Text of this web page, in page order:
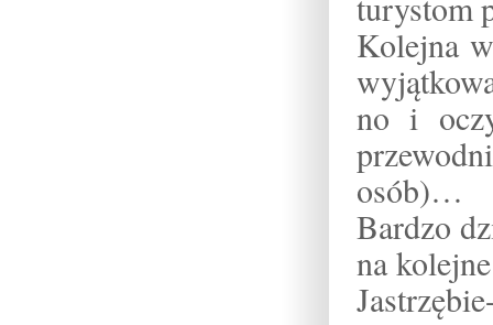
Kolejna
no i
osób)…
Bardzo
na